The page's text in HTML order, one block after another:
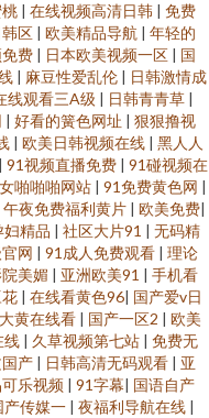
| 在线视频高清日韩 | 免费
区 | 欧美精品导航 | 年轻的
费 | 日本欧美视频一区 | 国
| 麻豆性爱乱伦 | 日韩激情成
线观看三A级 | 日韩青青草 |
| 好看的簧色网址 | 狠狠撸视
| 欧美日韩视频在线 | 黑人人
| 91视频直播免费 | 91碰视频在
啪啪啪网站 | 91免费黄色网 |
午夜免费福利黄片 | 欧美免费|
妇精品 | 社区大片91 | 无码精
网 | 91成人免费观看 | 理论
美媚 | 亚洲欧美91 | 手机看
| 在线看黄色96| 国产爱v日
黄在线看 | 国产一区2 | 欧美
线 | 久草视频第七站 | 免费无
产 | 日韩高清无码观看 | 亚
乐视频 | 91字幕| 国语自产
产传媒一 | 夜福利导航在线 |